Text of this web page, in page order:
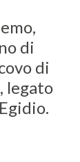
di
di
legato